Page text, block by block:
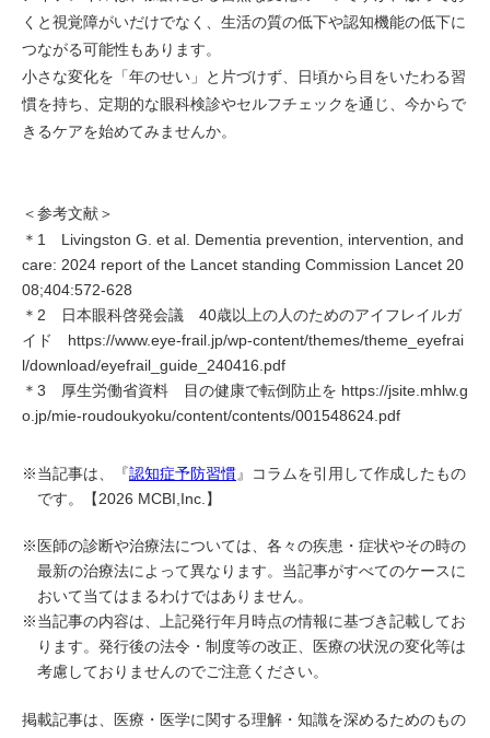
くと視覚障がいだけでなく、生活の質の低下や認知機能の低下に
つながる可能性もあります。
小さな変化を「年のせい」と片づけず、日頃から目をいたわる習
慣を持ち、定期的な眼科検診やセルフチェックを通じ、今からで
きるケアを始めてみませんか。
＜参考文献＞
＊1 Livingston G. et al. Dementia prevention, intervention, and
care: 2024 report of the Lancet standing Commission Lancet 20
08;404:572-628
＊2 日本眼科啓発会議 40歳以上の人のためのアイフレイルガ
イド https://www.eye-frail.jp/wp-content/themes/theme_eyefrai
l/download/eyefrail_guide_240416.pdf
＊3 厚生労働省資料 目の健康で転倒防止を https://jsite.mhlw.g
o.jp/mie-roudoukyoku/content/contents/001548624.pdf
※当記事は、『認知症予防習慣』コラムを引用して作成したもの
です。【2026 MCBI,Inc.】
※医師の診断や治療法については、各々の疾患・症状やその時の
最新の治療法によって異なります。当記事がすべてのケースに
おいて当てはまるわけではありません。
※当記事の内容は、上記発行年月時点の情報に基づき記載してお
ります。発行後の法令・制度等の改正、医療の状況の変化等は
考慮しておりませんのでご注意ください。
掲載記事は、医療・医学に関する理解・知識を深めるためのもの